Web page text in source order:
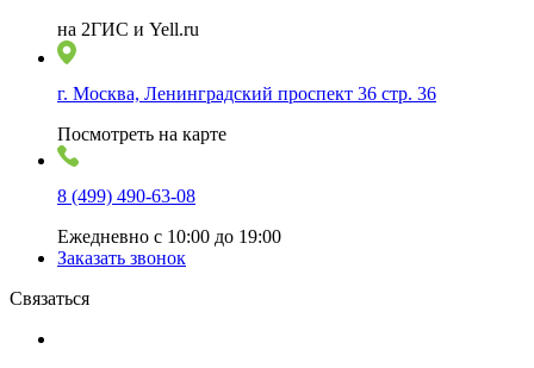
на 2ГИС и Yell.ru
г. Москва, Ленинградский проспект 36 стр. 36
Посмотреть на карте
8 (499) 490-63-08
Ежедневно с 10:00 до 19:00
Заказать звонок
Связаться